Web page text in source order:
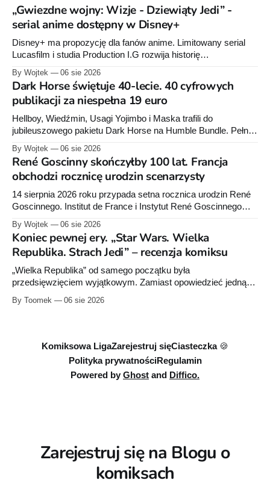
„Gwiezdne wojny: Wizje - Dziewiąty Jedi” -
serial anime dostępny w Disney+
Disney+ ma propozycję dla fanów anime. Limitowany serial
Lucasfilm i studia Production I.G rozwija historię
oraz „Dziewiąty Jedi: Dziecko nadziei" z serii „Gwiezdne
wojny: Wizje”. Wszystkie osiem odcinków jest już dostępnych
w Disney+.
By Wojtek 06 sie 2026
Dark Horse świętuje 40-lecie. 40 cyfrowych
publikacji za niespełna 19 euro
Hellboy, Wiedźmin, Usagi Yojimbo i Maska trafili do
jubileuszowego pakietu Dark Horse na Humble Bundle. Pełny
euro. Oferta kończy się 13 sierpnia.
By Wojtek 06 sie 2026
René Goscinny skończyłby 100 lat. Francja
obchodzi rocznicę urodzin scenarzysty
14 sierpnia 2026 roku przypada setna rocznica urodzin René
Goscinnego. Institut de France i Instytut René Goscinnego
Ory’ego i Catel.
By Wojtek 06 sie 2026
Koniec pewnej ery. „Star Wars. Wielka
Republika. Strach Jedi” – recenzja komiksu
„Wielka Republika” od samego początku była
przedsięwzięciem wyjątkowym. Zamiast opowiedzieć jedną
zdecydował się stworzyć rozbudowany projekt wydawniczy
oraz opowiadania. Wszystkie te elementy wzajemnie się
By Toomek 06 sie 2026
Komiksowa LigaZarejestruj sięCiasteczka 🍪
Polityka prywatnościRegulamin
Powered by Ghost and Diffico.
Zarejestruj się na Blogu o
komiksach